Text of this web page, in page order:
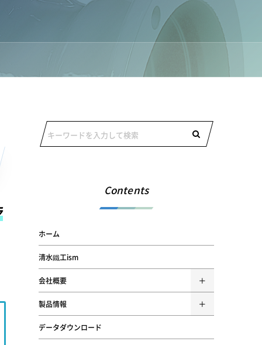
Contents
ホーム
清水鐵工ism
会社概要
製品情報
データダウンロード